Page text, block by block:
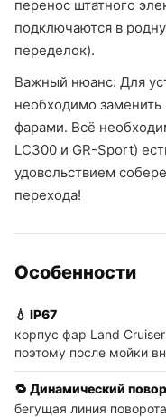
перенос штатного
подключаются в
переделок).
Важный нюанс: Для
необходимо
фарами. Всё
LC300 и GR-Sport)
удовольствием
перехода!
Особенности
💧 IP67
корпус фар Land
поэтому после мойки
🔁 Динамический
бегущая линия